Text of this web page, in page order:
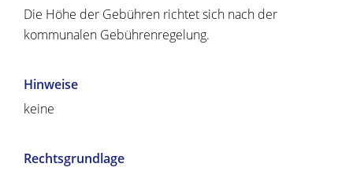
Die Höhe der Gebühren richtet sich nach der
kommunalen Gebührenregelung.
Hinweise
keine
Rechtsgrundlage